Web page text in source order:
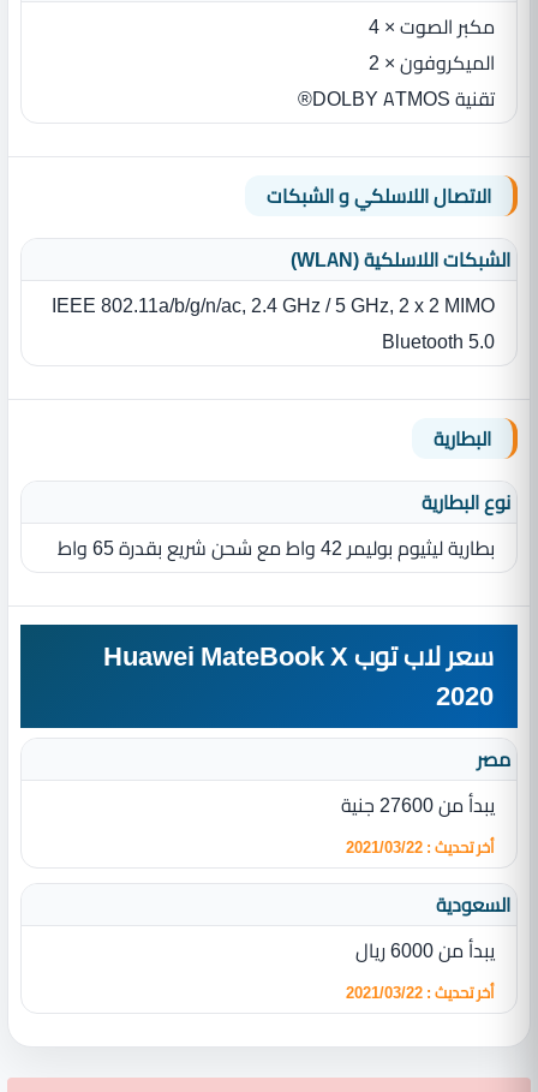
مكبر الصوت × 4
الميكروفون × 2
تقنية DOLBY ATMOS®
الاتصال اللاسلكي و الشبكات
الشبكات اللاسلكية (WLAN)
IEEE 802.11a/b/g/n/ac, 2.4 GHz / 5 GHz, 2 x 2 MIMO
Bluetooth 5.0
البطارية
نوع البطارية‏
بطارية ليثيوم بوليمر 42 واط مع شحن شريع بقدرة 65 واط
سعر لاب توب Huawei MateBook X
2020
مصر
يبدأ من 27600 جنية
أخر تحديث : 2021/03/22
السعودية
يبدأ من 6000 ريال
أخر تحديث : 2021/03/22